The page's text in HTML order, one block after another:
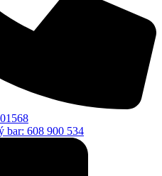
bar: 608 900 534